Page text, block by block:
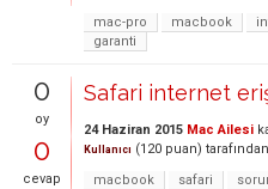
mac-pro
macbook
garanti
0
oy
0
cevap
Safari internet
24 Haziran 2015 Mac Ailesi
Kullanıcı (120 puan) tarafından
macbook
safari